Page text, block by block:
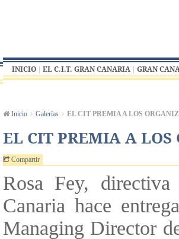
INICIO EL C.I.T. GRAN CANARIA GRAN
Inicio Galerías EL CIT PREMIA A LOS
EL CIT PREMIA A LOS
Compartir
Rosa Fey,
Canaria hace
Managing Director